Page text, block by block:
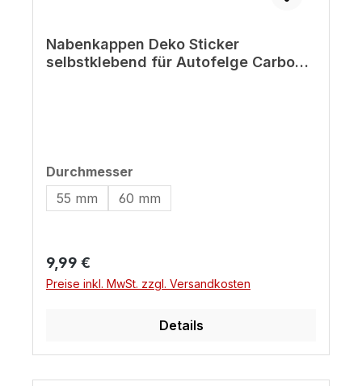
Nabenkappen Deko Sticker
selbstklebend für Autofelge Carbon
Durchmesser
55 mm
60 mm
Regulärer Preis:
9,99 €
Preise inkl. MwSt. zzgl. Versandkosten
Details